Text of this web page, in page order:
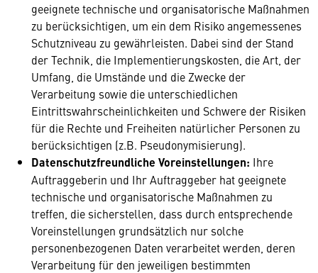
geeignete technische und organisatorische Maßnahmen
zu berücksichtigen, um ein dem Risiko angemessenes
Schutzniveau zu gewährleisten. Dabei sind der Stand
der Technik, die Implementierungskosten, die Art, der
Umfang, die Umstände und die Zwecke der
Verarbeitung sowie die unterschiedlichen
Eintrittswahrscheinlichkeiten und Schwere der Risiken
für die Rechte und Freiheiten natürlicher Personen zu
berücksichtigen (z.B. Pseudonymisierung).
Datenschutzfreundliche Voreinstellungen: Ihre
Auftraggeberin und Ihr Auftraggeber hat geeignete
technische und organisatorische Maßnahmen zu
treffen, die sicherstellen, dass durch entsprechende
Voreinstellungen grundsätzlich nur solche
personenbezogenen Daten verarbeitet werden, deren
Verarbeitung für den jeweiligen bestimmten